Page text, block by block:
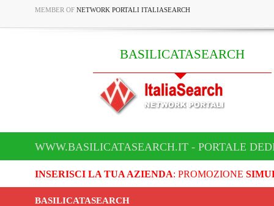
MEMBER OF NETWORK PORTALI ITALIASEARCH
BASILICATASEARCH
WWW.BASILICATASEARCH.IT - PORTALE
INSERISCI LA TUA AZIENDA: PROMOZIONE
BASILICATASEARCH